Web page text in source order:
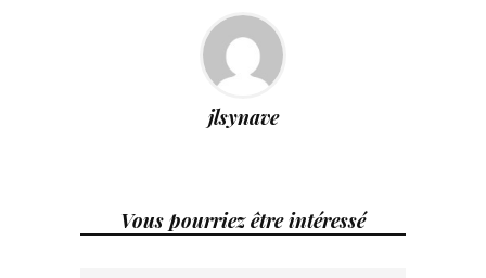
jlsynave
Vous pourriez être intéressé